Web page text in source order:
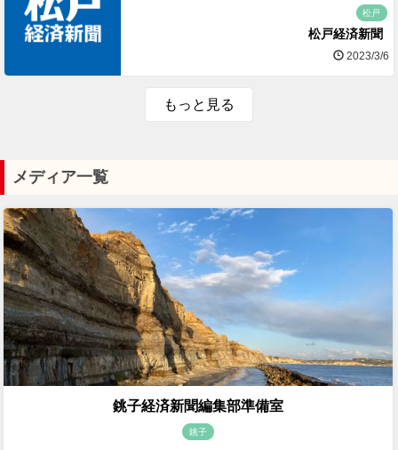
松戸
松戸経済新聞
2023/3/6
もっと見る
メディア一覧
銚子経済新聞編集部準備室
銚子